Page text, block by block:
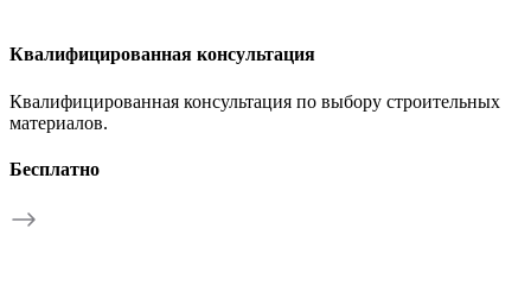
Квалифицированная консультация
Квалифицированная консультация по выбору строительных
материалов.
Бесплатно